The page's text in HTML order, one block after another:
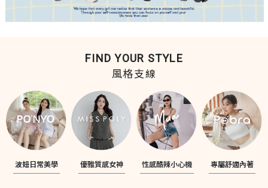
FIND YOUR STYLE
風格支線
波妞日常美學 優雅質感女神 性感酷辣小心機 專屬舒適內著